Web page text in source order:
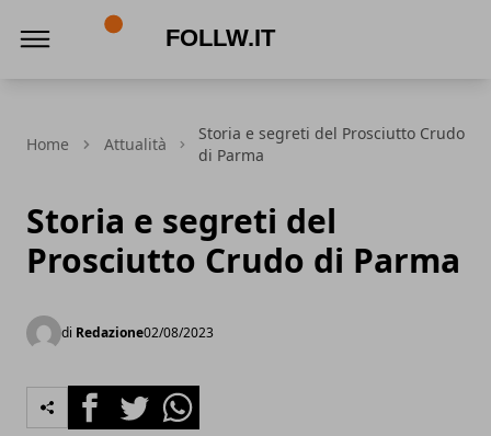
Home Attualità
Storia e segreti del Prosciutto Crudo
di Parma
Storia e segreti del
Prosciutto Crudo di Parma
di Redazione02/08/2023
FacebookTwitterWhatsapp